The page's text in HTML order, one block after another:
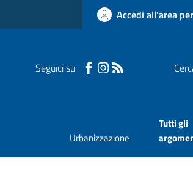
Accedi all'area
Seguici su
Urbanizzazione
Tutti gli